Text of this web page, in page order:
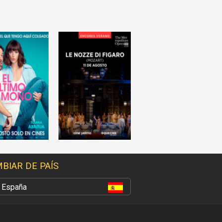
DE PAÍS
España